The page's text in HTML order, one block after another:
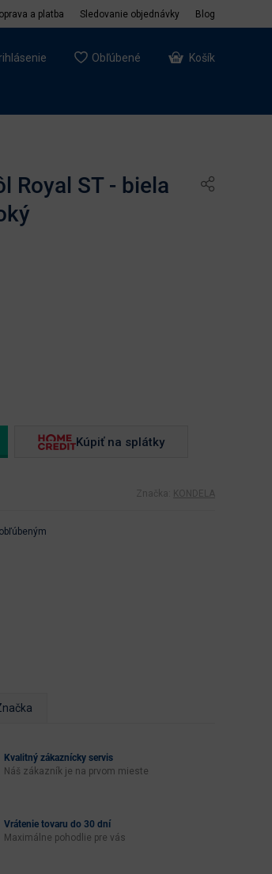
a platba Sledovanie objednávky Blog
Obľúbené Košík
Royal ST - biela
Kúpiť na splátky
Značka: KONDELA
Kvalitný zákaznícky servis
Náš zákazník je na prvom mieste
Vrátenie tovaru do 30 dní
Maximálne pohodlie pre vás